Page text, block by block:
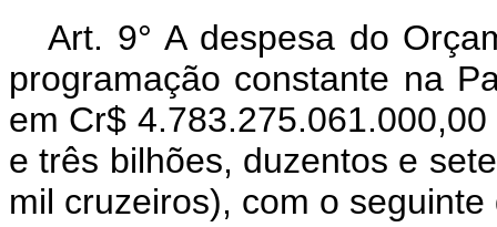
Art. 9° A despesa do
programação constante na
em Cr$
e três bilhões, duzentos e
mil cruzeiros), com o